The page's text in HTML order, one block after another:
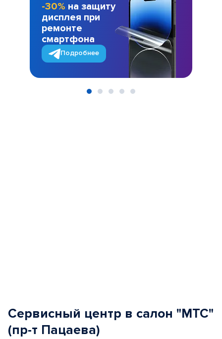
-30% на защиту
дисплея при
ремонте
смартфона
Подробнее
Сервисный центр в салон "МТС"
(пр-т Пацаева)